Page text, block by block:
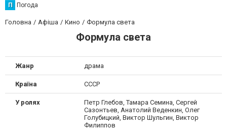
П Погода
Головна Афіша Кино Формула света
Формула света
Жанр драма
Країна СССР
У ролях
Петр Глебов, Тамара Семина, Сергей
Сазонтьев, Анатолий Веденкин, Олег
Голубицкий, Виктор Шульгин, Виктор
Филиппов